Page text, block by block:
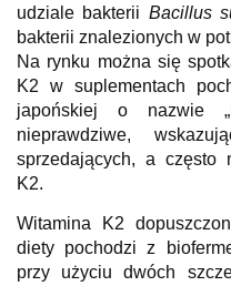
udziale bakterii Bacillus
bakterii znalezionych w
Na rynku można się
K2 w suplementach
japońskiej o nazwie
nieprawdziwe,
sprzedających, a często
K2.
Witamina K2
diety pochodzi z
przy użyciu dwóch